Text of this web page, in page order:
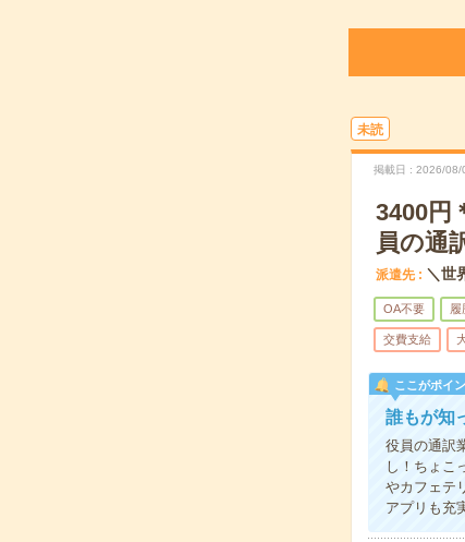
未読
掲載日 2026/08/
3400円
員の通
派遣先 ＼世
OA不要 履
交費支給
ここがポイ
誰もが知
役員の通訳
し！ちょこ
やカフェテ
アプリも充